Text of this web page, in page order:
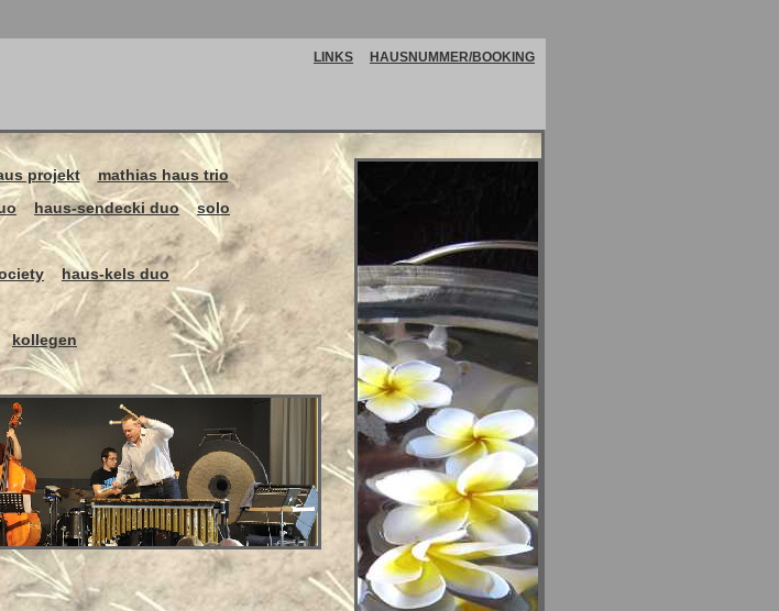
LINKS HAUSNUMMER/BOOKING
projekt
mathias haus trio
haus-sendecki duo solo
haus-kels duo
kollegen